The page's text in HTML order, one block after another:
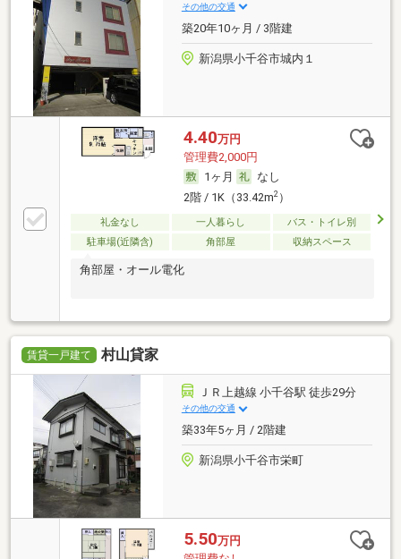
その他の交通
築20年10ヶ月 / 3階建
新潟県小千谷市城内１
4.40万円
管理費2,000円
1ヶ月
なし
2階 / 1K（33.42m2）
礼金なし 一人暮らし
バス・トイレ別
駐車場(近隣含)
角部屋 収納スペース
角部屋・オール電化
賃貸一戸建て 村山貸家
ＪＲ上越線 小千谷駅 徒歩29分
その他の交通
築33年5ヶ月 / 2階建
新潟県小千谷市栄町
5.50万円